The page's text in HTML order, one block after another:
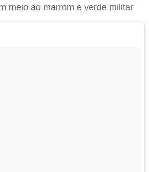
meio ao marrom e verde militar